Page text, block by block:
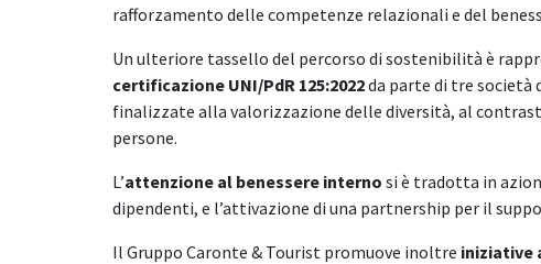
rafforzamento delle competenze relazionali e del
Un ulteriore tassello del percorso di sostenibilità è
certificazione UNI/PdR 125:2022da parte di tre società
finalizzate alla valorizzazione delle diversità, al
persone.
L’attenzione al benessere interno si è tradotta in
dipendenti, e l’attivazione di una partnership per il
Il Gruppo Caronte & Tourist promuove inoltre iniziative